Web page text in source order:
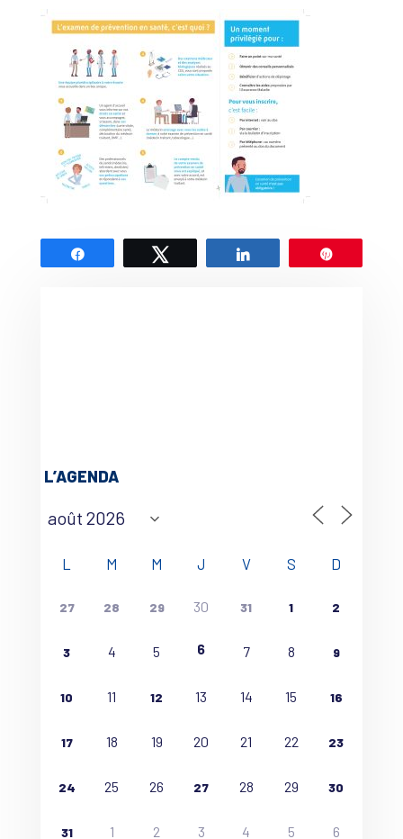
L’AGENDA
L M M J V S D
27 28 29 30 31 1 2
3 4 5 6 7 8 9
10 11 12 13 14 15 16
17 18 19 20 21 22 23
24 25 26 27 28 29 30
31 1 2 3 4 5 6